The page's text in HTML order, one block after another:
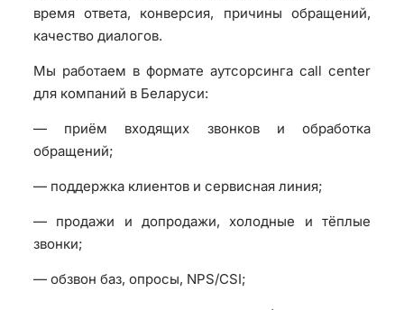
время ответа, конверсия, причины обращений,
качество диалогов.
Мы работаем в формате аутсорсинга call center
для компаний в Беларуси:
— приём входящих звонков и обработка
обращений;
— поддержка клиентов и сервисная линия;
— продажи и допродажи, холодные и тёплые
звонки;
— обзвон баз, опросы, NPS/CSI;